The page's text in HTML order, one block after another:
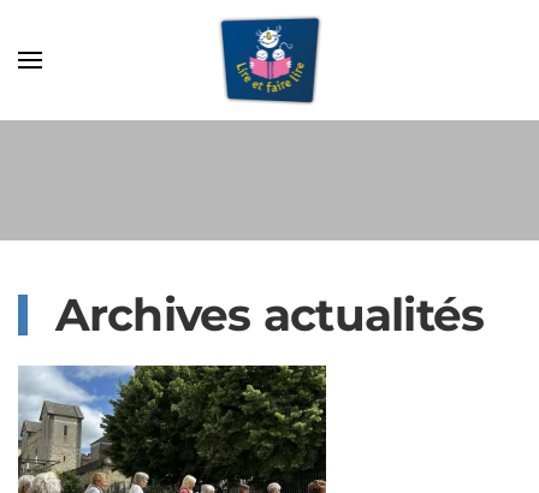
Archives actualités